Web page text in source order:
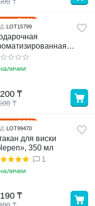
52%
LOT15799
₸
₸
32%
LOT99470
для виски
350 мл
1
₸